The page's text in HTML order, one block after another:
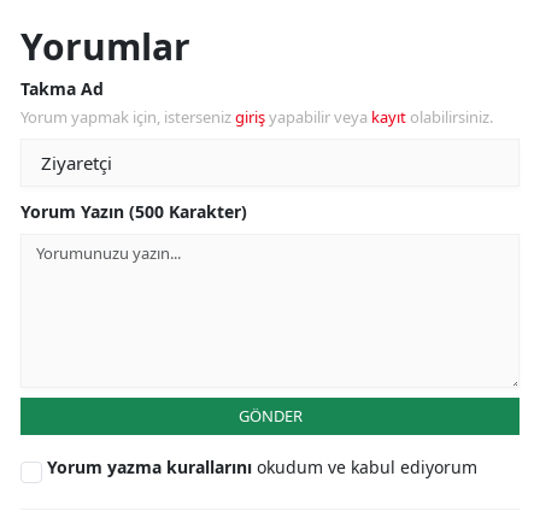
Yorumlar
Takma Ad
Yorum yapmak için, istersenizgirişyapabilir veya kayıt olabilirsiniz.
Yorum Yazın (500 Karakter)
GÖNDER
Yorum yazma kurallarını okudum ve kabul ediyorum